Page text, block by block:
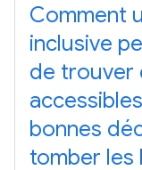
Comment
inclusive
de trouver
bonnes
tomber les